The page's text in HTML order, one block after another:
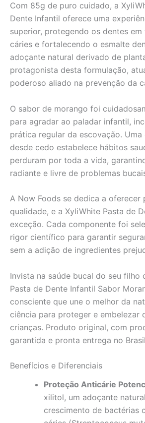
Com 85g de puro cuidado, a
Dente Infantil oferece uma
superior, protegendo os dentes
cáries e fortalecendo o esmalte
adoçante natural derivado de
protagonista desta formulação,
poderoso aliado na prevenção da
O sabor de morango foi
para agradar ao paladar infantil,
prática regular da escovação.
desde cedo estabelece hábitos
perduram por toda a vida,
radiante e livre de problemas
A Now Foods se dedica a oferecer
qualidade, e a XyliWhite Pasta de
exceção. Cada componente foi
rigor científico para garantir
sem a adição de ingredientes
Invista na saúde bucal do seu filho
Pasta de Dente Infantil Sabor
consciente que une o melhor da
ciência para proteger e embelezar
crianças. Produto original, com
garantida e pronta entrega no
Benefícios e Diferenciais
Proteção Anticárie
xilitol, um adoçante
crescimento de bactérias